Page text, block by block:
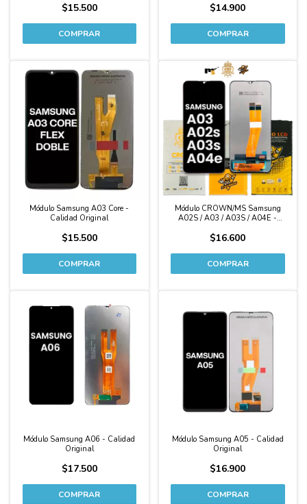
$15.500 $14.900
Módulo Samsung A03 Core -
Calidad Original
$15.500
Módulo CROWN/MS Samsung
A02S / A03 / A03S / A04E -
$16.600
Módulo Samsung A06 - Calidad
Original
$17.500
Módulo Samsung A05 - Calidad
Original
$16.900